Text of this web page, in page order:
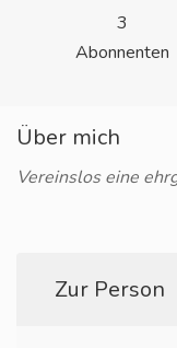
3
Abonnenten
Über mich
Vereinslos eine
Zur Person